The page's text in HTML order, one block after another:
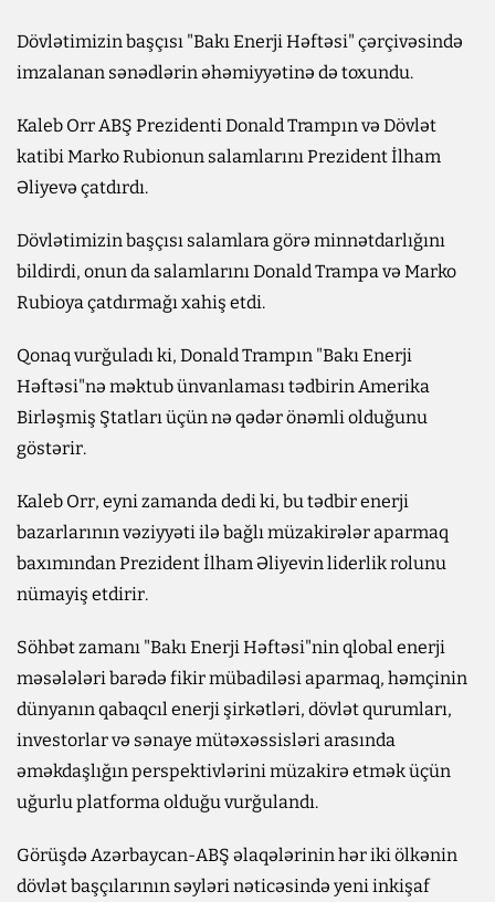
Dövlətimizin başçısı "Bakı Enerji Həftəsi" çərçivəsində
imzalanan sənədlərin əhəmiyyətinə də toxundu.
Kaleb Orr ABŞ Prezidenti Donald Trampın və Dövlət
katibi Marko Rubionun salamlarını Prezident İlham
Əliyevə çatdırdı.
Dövlətimizin başçısı salamlara görə minnətdarlığını
bildirdi, onun da salamlarını Donald Trampa və Marko
Rubioya çatdırmağı xahiş etdi.
Qonaq vurğuladı ki, Donald Trampın "Bakı Enerji
Həftəsi"nə məktub ünvanlaması tədbirin Amerika
Birləşmiş Ştatları üçün nə qədər önəmli olduğunu
göstərir.
Kaleb Orr, eyni zamanda dedi ki, bu tədbir enerji
bazarlarının vəziyyəti ilə bağlı müzakirələr aparmaq
baxımından Prezident İlham Əliyevin liderlik rolunu
nümayiş etdirir.
Söhbət zamanı "Bakı Enerji Həftəsi"nin qlobal enerji
məsələləri barədə fikir mübadiləsi aparmaq, həmçinin
dünyanın qabaqcıl enerji şirkətləri, dövlət qurumları,
investorlar və sənaye mütəxəssisləri arasında
əməkdaşlığın perspektivlərini müzakirə etmək üçün
uğurlu platforma olduğu vurğulandı.
Görüşdə Azərbaycan-ABŞ əlaqələrinin hər iki ölkənin
dövlət başçılarının səyləri nəticəsində yeni inkişaf